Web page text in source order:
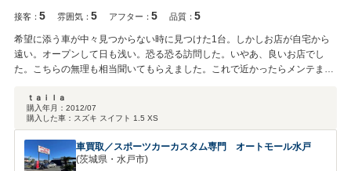
接客：5 雰囲気：5 アフター：5 品質：5
希望に添う車が中々見つからない時に見つけた1台。しかしお店が自宅から
遠い。オープンして日も浅い。恐る恐る訪問した。いやあ、良いお店でし
た。こちらの無理も相当聞いてもらえました。これで近かったらメンテまで
す！ｔａｉｌａ
購入年月： 2012/07
購入した車： スズキ スイフト 1.5 XS
車買取／スポーツカーカスタム専門 オートモール水戸
(茨城県・水戸市)